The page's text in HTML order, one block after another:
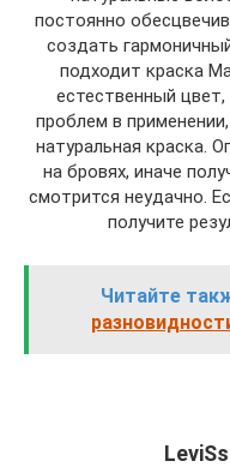
постоянно
создать
подходит краска
естественный
проблем в
натуральная краска.
на бровях, иначе
смотрится неудачно.
получите
Читайте